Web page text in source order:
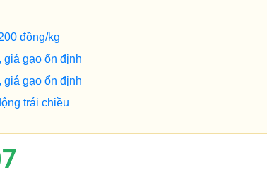
đồng/kg
giá gạo ổn định
giá gạo ổn định
trái chiều